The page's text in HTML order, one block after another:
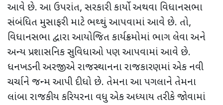
આવે છે. આ ઉપરાંત, સરકારી કાર્યો અથવા વિધાનસભા
સંબંધિત મુસાફરી માટે ભથ્થું આપવામાં આવે છે. તો,
વિધાનસભા દ્વારા આયોજિત કાર્યક્રમોમાં ભાગ લેવા અને
અન્ય પ્રશાસનિક સુવિધાઓ પણ આપવામાં આવે છે.
ધનખડની અરજીએ રાજસ્થાનના રાજકારણમાં એક નવી
ચર્ચાને જન્મ આપી દીધો છે. તેમના આ પગલાને તેમના
લાંબા રાજકીય કરિયરના વધુ એક અધ્યાય તરીકે જોવામાં